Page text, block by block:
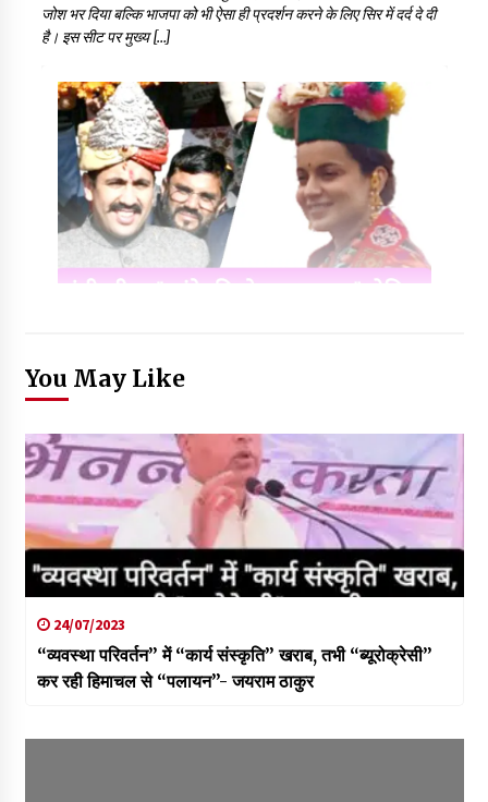
जोश भर दिया बल्कि भाजपा को भी ऐसा ही प्रदर्शन करने के लिए सिर में दर्द दे दी
है। इस सीट पर मुख्य […]
You May Like
24/07/2023
“व्यवस्था परिवर्तन” में “कार्य संस्कृति” खराब, तभी “ब्यूरोक्रेसी”
कर रही हिमाचल से “पलायन”- जयराम ठाकुर